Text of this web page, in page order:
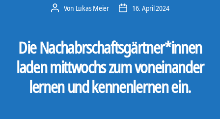
Beitragsautor
Von Lukas Meier Veröffentlichungsdatum
16. April 2024
Die Nachabrschaftsgärtner*innen
laden mittwochs zum voneinander
lernen und kennenlernen ein.